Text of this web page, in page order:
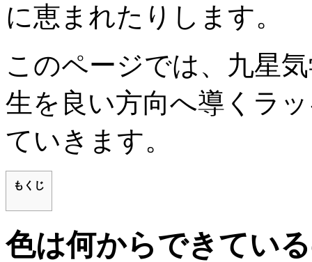
に恵まれたりします。
このページでは、九星
生を良い方向へ導くラ
ていきます。
もくじ
色は何からできてい